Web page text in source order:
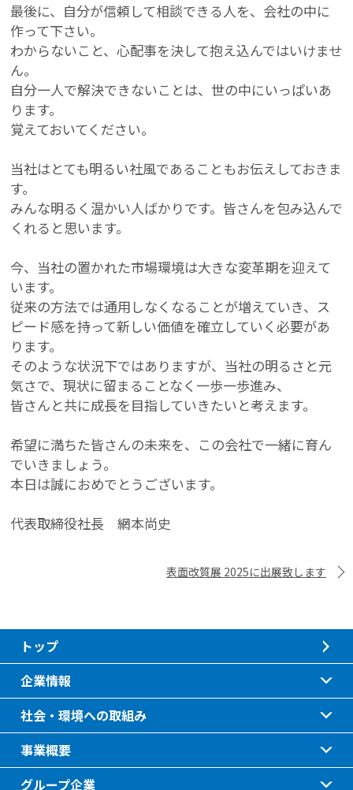
最後に、自分が信頼して相談できる人を、会社の中に
作って下さい。
わからないこと、心配事を決して抱え込んではいけませ
ん。
自分一人で解決できないことは、世の中にいっぱいあ
ります。
覚えておいてください。
当社はとても明るい社風であることもお伝えしておきま
す。
みんな明るく温かい人ばかりです。皆さんを包み込んで
くれると思います。
今、当社の置かれた市場環境は大きな変革期を迎えて
います。
従来の方法では通用しなくなることが増えていき、ス
ピード感を持って新しい価値を確立していく必要があ
ります。
そのような状況下ではありますが、当社の明るさと元
気さで、現状に留まることなく一歩一歩進み、
皆さんと共に成長を目指していきたいと考えます。
希望に満ちた皆さんの未来を、この会社で一緒に育ん
でいきましょう。
本日は誠におめでとうございます。
代表取締役社長 網本尚史
表面改質展 2025に出展致します
トップ
企業情報
社会・環境への取組み
事業概要
グループ企業